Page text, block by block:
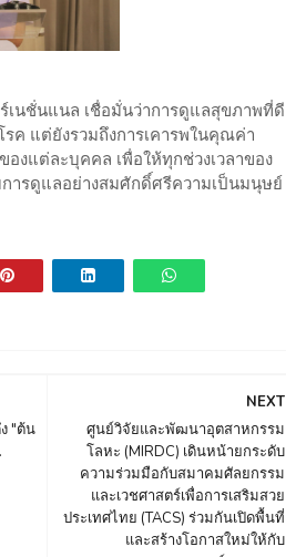
เนชั่นแนล เชื่อมั่นว่าการดูแลสุขภาพที่ดี
รค แต่ยังรวมถึงการเคารพในคุณค่า
งแต่ละบุคคล เพื่อให้ทุกช่วงเวลาของ
ารดูแลอย่างสมศักดิ์ศรีความเป็นมนุษย์
NEXT
ศูนย์วิจัยและพัฒนาอุตสาหกรรม
โลหะ (MIRDC) เดินหน้ายกระดับ
ความร่วมมือกับสมาคมศัลยกรรม
และเวชศาสตร์เพื่อการเสริมสวย
ประเทศไทย (TACS) ร่วมกันเปิดพื้นที่
และสร้างโอกาสใหม่ให้กับ
"ต้น